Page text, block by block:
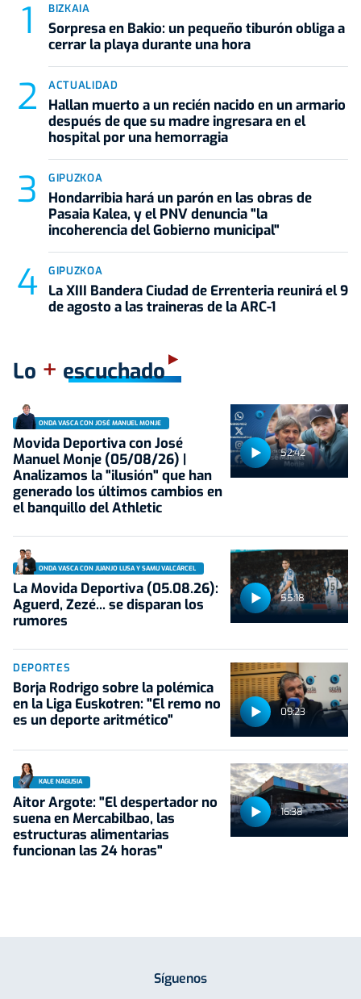
BIZKAIA
Sorpresa en Bakio: un pequeño tiburón obliga a
cerrar la playa durante una hora
ACTUALIDAD
Hallan muerto a un recién nacido en un armario
después de que su madre ingresara en el
hospital por una hemorragia
GIPUZKOA
Hondarribia hará un parón en las obras de
Pasaia Kalea, y el PNV denuncia "la
incoherencia del Gobierno municipal"
GIPUZKOA
La XIII Bandera Ciudad de Errenteria reunirá el 9
de agosto a las traineras de la ARC-1
Lo + escuchado
52:42
ONDA VASCA CON JOSÉ MANUEL MONJE
Movida Deportiva con José
Manuel Monje (05/08/26) |
Analizamos la "ilusión" que han
generado los últimos cambios en
el banquillo del Athletic
55:18
ONDA VASCA CON JUANJO LUSA Y SAMU VALCÁRCEL
La Movida Deportiva (05.08.26):
Aguerd, Zezé... se disparan los
rumores
09:23
DEPORTES
Borja Rodrigo sobre la polémica
en la Liga Euskotren: "El remo no
es un deporte aritmético"
16:38
KALE NAGUSIA
Aitor Argote: "El despertador no
suena en Mercabilbao, las
estructuras alimentarias
funcionan las 24 horas"
Síguenos